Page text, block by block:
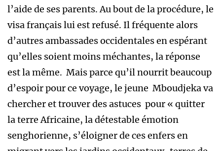
l’aide de ses parents. Au bout de la procédure, le
visa français lui est refusé. Il fréquente alors
d’autres ambassades occidentales en espérant
qu’elles soient moins méchantes, la réponse
est la même. Mais parce qu’il nourrit beaucoup
d’espoir pour ce voyage, le jeune Mboudjeka va
chercher et trouver des astuces pour « quitter
la terre Africaine, la détestable émotion
senghorienne, s’éloigner de ces enfers en